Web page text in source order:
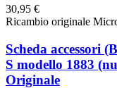
30,95 €
Ricambio originale
Scheda accessori
S modello 1883
Originale